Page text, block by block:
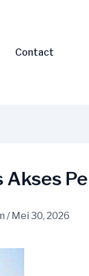
Contact
/Mei 30, 2026